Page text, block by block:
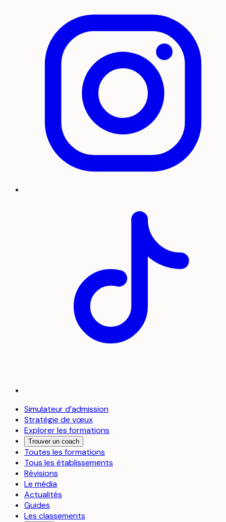
Simulateur d’admission
Stratégie de vœux
Explorer les formations
Trouver un coach
Toutes les formations
Tous les établissements
Révisions
Le média
Actualités
Guides
Les classements